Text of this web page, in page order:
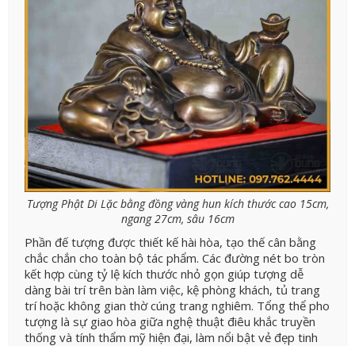
Tượng Phật Di Lặc bằng đồng vàng hun kích thước cao 15cm,
ngang 27cm, sâu 16cm
Phần đế tượng được thiết kế hài hòa, tạo thế cân bằng
chắc chắn cho toàn bộ tác phẩm. Các đường nét bo tròn
kết hợp cùng tỷ lệ kích thước nhỏ gọn giúp tượng dễ
dàng bài trí trên bàn làm việc, kệ phòng khách, tủ trang
trí hoặc không gian thờ cúng trang nghiêm. Tổng thể pho
tượng là sự giao hòa giữa nghệ thuật điêu khắc truyền
thống và tính thẩm mỹ hiện đại, làm nổi bật vẻ đẹp tinh